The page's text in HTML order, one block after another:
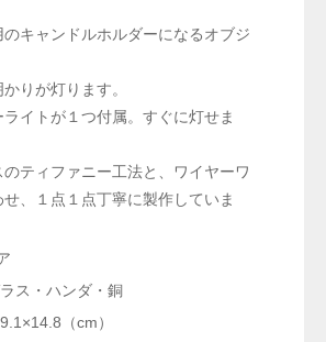
キャンドルホルダーになるオブジ
りが灯ります。
イトが１つ付属。すぐに灯せま
のティファニー工法と、ワイヤーワ
、１点１点丁寧に製作していま
ス・ハンダ・銅
（cm）